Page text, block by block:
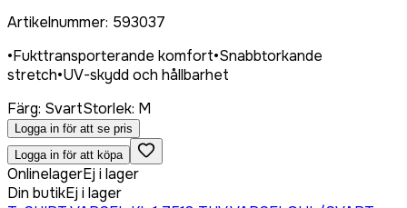
Artikelnummer: 593037
•Fukttransporterande komfort•Snabbtorkande
stretch•UV-skydd och hållbarhet
Färg: SvartStorlek: M
Logga in för att se pris
Logga in för att köpa
OnlinelagerEj i lager
Din butikEj i lager